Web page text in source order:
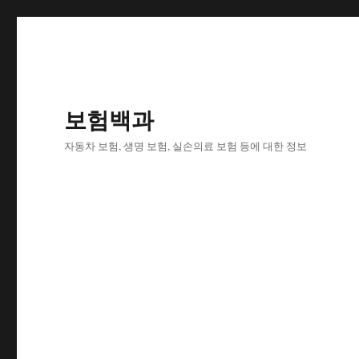
보험백과
자동차 보험, 생명 보험, 실손의료 보험 등에 대한 정보